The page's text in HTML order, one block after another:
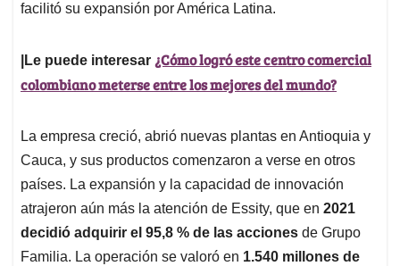
facilitó su expansión por América Latina.
|Le puede interesar ¿Cómo logró este centro comercial
colombiano meterse entre los mejores del mundo?
La empresa creció, abrió nuevas plantas en Antioquia y
Cauca, y sus productos comenzaron a verse en otros
países. La expansión y la capacidad de innovación
atrajeron aún más la atención de Essity, que en 2021
decidió adquirir el 95,8 % de las acciones de Grupo
Familia. La operación se valoró en 1.540 millones de